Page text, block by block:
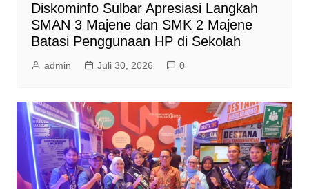
Diskominfo Sulbar Apresiasi Langkah
SMAN 3 Majene dan SMK 2 Majene
Batasi Penggunaan HP di Sekolah
admin Juli 30, 2026 0